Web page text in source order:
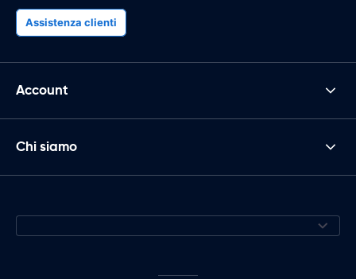
Assistenza clienti
Account
Chi siamo